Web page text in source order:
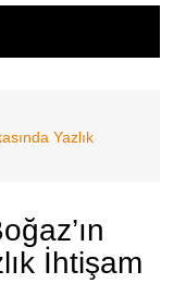
Yazlık
İhtişam